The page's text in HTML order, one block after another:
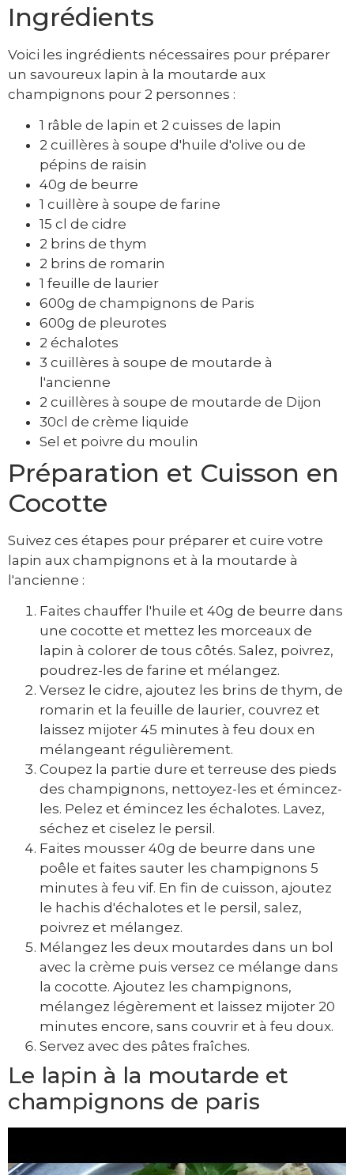
Ingrédients
Voici les ingrédients nécessaires pour préparer
un savoureux lapin à la moutarde aux
champignons pour 2 personnes :
1 râble de lapin et 2 cuisses de lapin
2 cuillères à soupe d'huile d'olive ou de
pépins de raisin
40g de beurre
1 cuillère à soupe de farine
15 cl de cidre
2 brins de thym
2 brins de romarin
1 feuille de laurier
600g de champignons de Paris
600g de pleurotes
2 échalotes
3 cuillères à soupe de moutarde à
l'ancienne
2 cuillères à soupe de moutarde de Dijon
30cl de crème liquide
Sel et poivre du moulin
Préparation et Cuisson en
Cocotte
Suivez ces étapes pour préparer et cuire votre
lapin aux champignons et à la moutarde à
l'ancienne :
Faites chauffer l'huile et 40g de beurre dans
une cocotte et mettez les morceaux de
lapin à colorer de tous côtés. Salez, poivrez,
poudrez-les de farine et mélangez.
Versez le cidre, ajoutez les brins de thym, de
romarin et la feuille de laurier, couvrez et
laissez mijoter 45 minutes à feu doux en
mélangeant régulièrement.
Coupez la partie dure et terreuse des pieds
des champignons, nettoyez-les et émincez-
les. Pelez et émincez les échalotes. Lavez,
séchez et ciselez le persil.
Faites mousser 40g de beurre dans une
poêle et faites sauter les champignons 5
minutes à feu vif. En fin de cuisson, ajoutez
le hachis d'échalotes et le persil, salez,
poivrez et mélangez.
Mélangez les deux moutardes dans un bol
avec la crème puis versez ce mélange dans
la cocotte. Ajoutez les champignons,
mélangez légèrement et laissez mijoter 20
minutes encore, sans couvrir et à feu doux.
Servez avec des pâtes fraîches.
Le lapin à la moutarde et
champignons de paris